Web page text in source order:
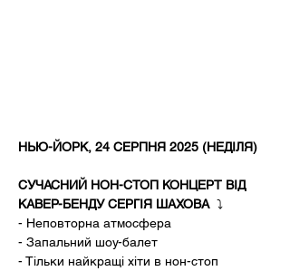
НЬЮ-ЙОРК, 24 СЕРПНЯ 2025 (НЕДІЛЯ)
СУЧАСНИЙ НОН-СТОП КОНЦЕРТ ВІД
КАВЕР-БЕНДУ СЕРГІЯ ШАХОВА ️ ⤵️ ️
- Неповторна атмосфера
- Запальний шоу-балет
- Тільки найкращі хіти в нон-стоп